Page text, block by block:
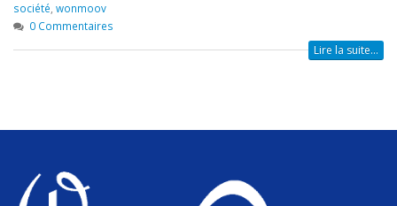
société, wonmoov
0 Commentaires
Lire la suite...